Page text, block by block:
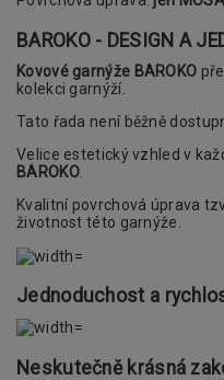
BAROKO - DESIGN A
Kovové garnýže BAROKO
kolekci garnýží.
Tato řada není běžně
Velice estetický vzhled v
BAROKO.
Kvalitní povrchová úprava
životnost této garnýže.
Jednoduchost a
Neskutečně krásná